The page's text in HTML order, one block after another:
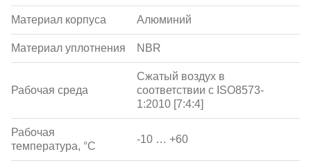
Материал корпуса Алюминий
Материал уплотнения NBR
Рабочая среда
Сжатый воздух в
соответствии с ISO8573-
1:2010 [7:4:4]
Рабочая
температура, °С
-10 … +60